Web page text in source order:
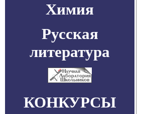
Химия
Русская
литература
КОНКУРСЫ